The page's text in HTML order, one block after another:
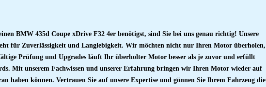
BMW 435d Coupe xDrive F32 4er benötigst, sind Sie bei uns genau richtig! Unsere
für Zuverlässigkeit und Langlebigkeit. Wir möchten nicht nur Ihren Motor überholen,
Prüfung und Upgrades läuft Ihr überholter Motor besser als je zuvor und erfüllt
Mit unserem Fachwissen und unserer Erfahrung bringen wir Ihren Motor wieder auf
haben können. Vertrauen Sie auf unsere Expertise und gönnen Sie Ihrem Fahrzeug die